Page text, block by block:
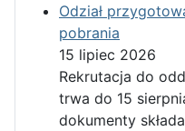
Odział
pobrania
15 lipiec 2026
Rekrutacja do
trwa do 15
dokumenty